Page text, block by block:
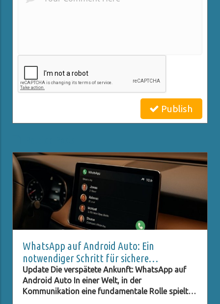
Publish
WhatsApp auf Android Auto: Ein
notwendiger Schritt für sichere
Kommunikation im Auto
Update Die verspätete Ankunft: WhatsApp auf
Android Auto In einer Welt, in der
Kommunikation eine fundamentale Rolle spielt,